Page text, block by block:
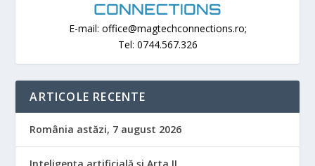
E-mail: office@magtechconnections.ro;
Tel: 0744.567.326
ARTICOLE RECENTE
România astăzi, 7 august 2026